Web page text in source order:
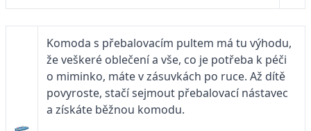
Komoda s přebalovacím pultem má tu výhodu,
že veškeré oblečení a vše, co je potřeba k péči
o miminko, máte v zásuvkách po ruce. Až dítě
povyroste, stačí sejmout přebalovací nástavec
a získáte běžnou komodu.